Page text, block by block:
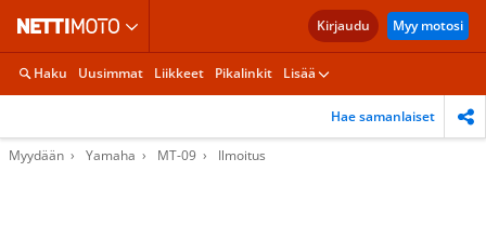
Kirjaudu Myy motosi
Haku Uusimmat Liikkeet Pikalinkit Lisää
Hae samanlaiset
Myydään Yamaha MT-09 Ilmoitus